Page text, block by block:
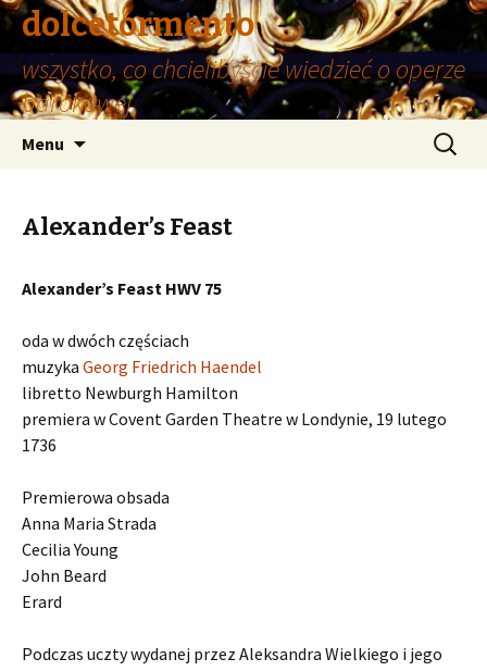
dolcetormento
wszystko, co chcielibyście wiedzieć o operze
barokowej
Menu Szukaj:
Alexander’s Feast
Alexander’s Feast HWV 75
oda w dwóch częściach
muzyka Georg Friedrich Haendel
libretto Newburgh Hamilton
premiera w Covent Garden Theatre w Londynie, 19 lutego
1736
Premierowa obsada
Anna Maria Strada
Cecilia Young
John Beard
Erard
Podczas uczty wydanej przez Aleksandra Wielkiego i jego